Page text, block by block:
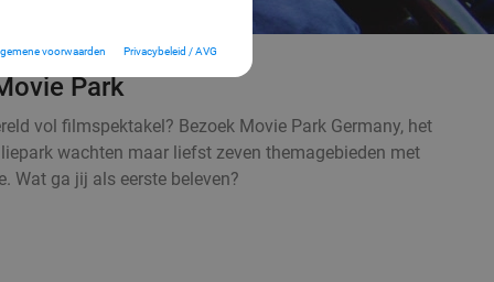
voorwaarden Privacybeleid / AVG
Park
vol filmspektakel? Bezoek Movie Park Germany, het
wachten maar liefst zeven themagebieden met
Wat ga jij als eerste beleven?